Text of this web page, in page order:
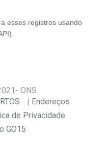
esses registros usando
).
- ONS
Endereços
de Privacidade
GO15